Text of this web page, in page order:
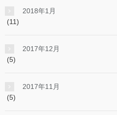
2018年1月
(11)
2017年12月
(5)
2017年11月
(5)